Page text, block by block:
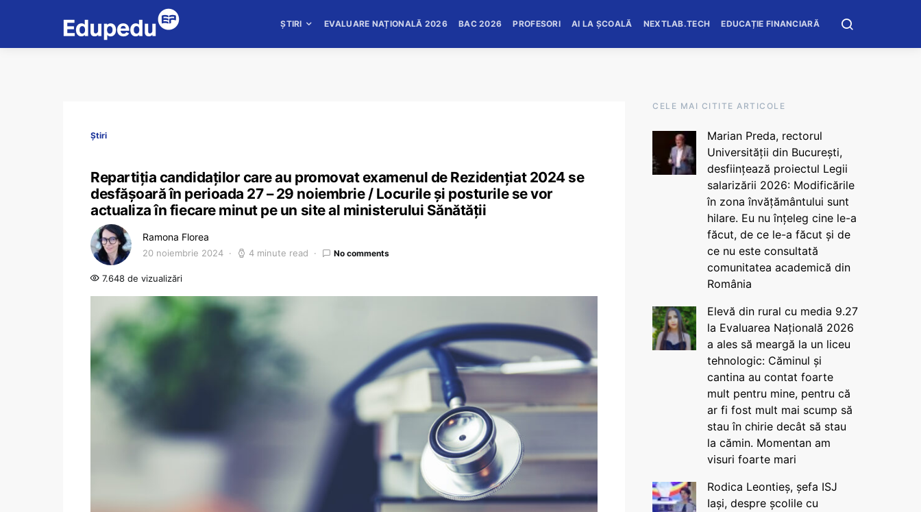
ȘTIRI EVALUARE NAȚIONALĂ 2026 BAC 2026 PROFESORI AI LA ȘCOALĂ NEXTLAB.TECH EDUCAȚIE FINANCIARĂ
Știri
Repartiția candidaților care au promovat examenul de Rezidențiat 2024 se
desfășoară în perioada 27 – 29 noiembrie / Locurile și posturile se vor
actualiza în fiecare minut pe un site al ministerului Sănătății
Ramona Florea
20 noiembrie 2024 4 minute read No comments
7.648 de vizualizări
CELE MAI CITITE ARTICOLE
Marian Preda, rectorul
Universității din București,
desființează proiectul Legii
salarizării 2026: Modificările
în zona învățământului sunt
hilare. Eu nu înțeleg cine le-a
făcut, de ce le-a făcut și de
ce nu este consultată
comunitatea academică din
România
Elevă din rural cu media 9.27
la Evaluarea Națională 2026
a ales să meargă la un liceu
tehnologic: Căminul și
cantina au contat foarte
mult pentru mine, pentru că
ar fi fost mult mai scump să
stau în chirie decât să stau
la cămin. Momentan am
visuri foarte mari
Rodica Leontieș, șefa ISJ
Iași, despre școlile cu